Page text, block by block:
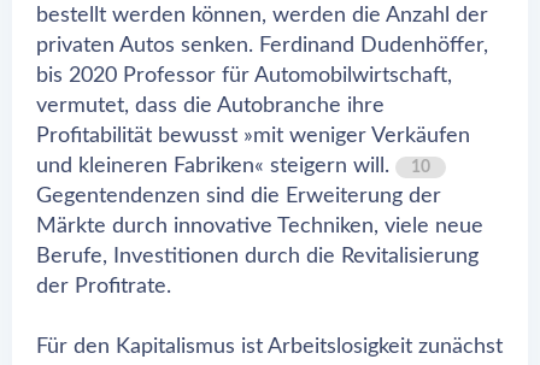
bestellt werden können, werden die Anzahl der
privaten Autos senken. Ferdinand Dudenhöffer,
bis 2020 Professor für Automobilwirtschaft,
vermutet, dass die Autobranche ihre
Profitabilität bewusst »mit weniger Verkäufen
und kleineren Fabriken« steigern will.
10
Gegentendenzen sind die Erweiterung der
Märkte durch innovative Techniken, viele neue
Berufe, Investitionen durch die Revitalisierung
der Profitrate.
Für den Kapitalismus ist Arbeitslosigkeit zunächst